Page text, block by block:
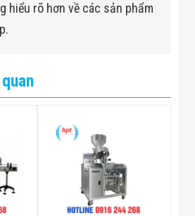
hiểu rõ hơn về các sản phẩm